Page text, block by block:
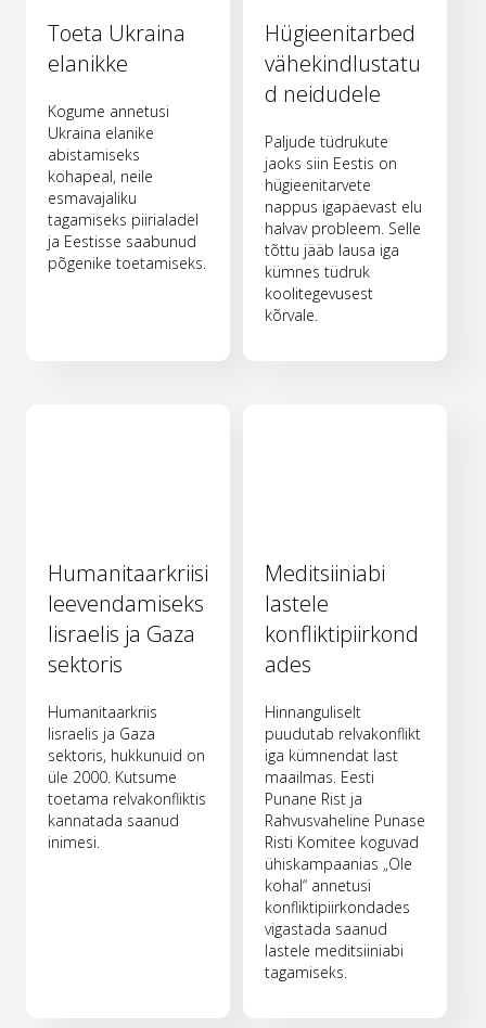
Toeta Ukraina
elanikke
Kogume annetusi
Ukraina elanike
abistamiseks
kohapeal, neile
esmavajaliku
tagamiseks piirialadel
ja Eestisse saabunud
põgenike toetamiseks.
Hügieenitarbed
vähekindlustatu
d neidudele
Paljude tüdrukute
jaoks siin Eestis on
hügieenitarvete
nappus igapäevast elu
halvav probleem. Selle
tõttu jääb lausa iga
kümnes tüdruk
koolitegevusest
kõrvale.
Humanitaarkriisi
leevendamiseks
Iisraelis ja Gaza
sektoris
Humanitaarkriis
Iisraelis ja Gaza
sektoris, hukkunuid on
üle 2000. Kutsume
toetama relvakonfliktis
kannatada saanud
inimesi.
Meditsiiniabi
lastele
konfliktipiirkond
ades
Hinnanguliselt
puudutab relvakonflikt
iga kümnendat last
maailmas. Eesti
Punane Rist ja
Rahvusvaheline Punase
Risti Komitee koguvad
ühiskampaanias „Ole
kohal“ annetusi
konfliktipiirkondades
vigastada saanud
lastele meditsiiniabi
tagamiseks.